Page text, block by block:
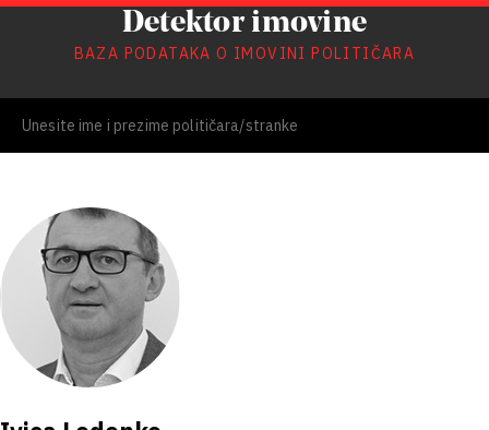
Detektor imovine
BAZA PODATAKA O IMOVINI POLITIČARA